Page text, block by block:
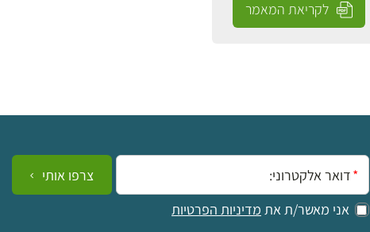
לקריאת המאמר
אימייל:
אני מאשר/ת את מדיניות הפרטיות
צרפו אותי